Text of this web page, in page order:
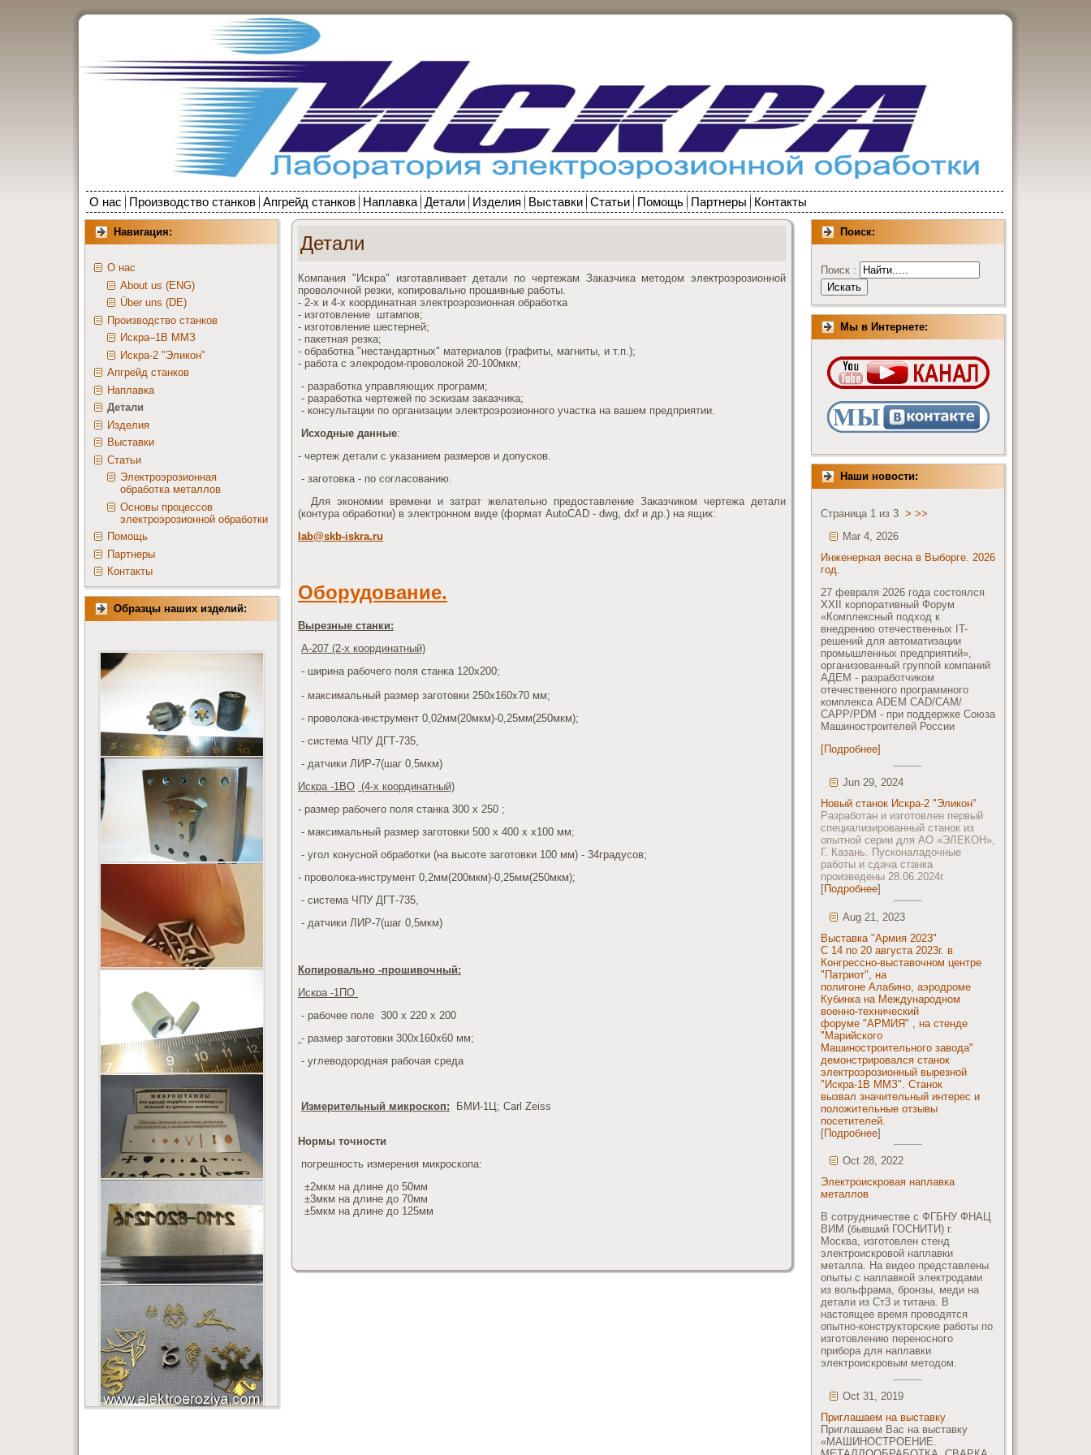
О нас Производство станков Апгрейд станков Наплавка Детали Изделия Выставки Статьи Помощь Партнеры Контакты
Навигация:
О нас
About us (ENG)
Über uns (DE)
Производство станков
Искра–1В ММЗ
Искра-2 "Эликон"
Апгрейд станков
Наплавка
Детали
Изделия
Выставки
Статьи
Электроэрозионная
обработка металлов
Основы процессов
электроэрозионной обработки
Помощь
Партнеры
Контакты
Образцы наших изделий:
Детали
Компания "Искра" изготавливает детали по чертежам Заказчика методом электроэрозионной
проволочной резки, копировально прошивные работы.
- 2-х и 4-х координатная электроэрозионная обработка
- изготовление штампов;
- изготовление шестерней;
- пакетная резка;
- обработка "нестандартных" материалов (графиты, магниты, и т.п.);
- работа с элекродом-проволокой 20-100мкм;
- разработка управляющих программ;
- разработка чертежей по эскизам заказчика;
- консультации по организации электроэрозионного участка на вашем предприятии.
Исходные данные:
- чертеж детали с указанием размеров и допусков.
- заготовка - по согласованию.
Для экономии времени и затрат желательно предоставление Заказчиком чертежа детали
(контура обработки) в электронном виде (формат AutoCAD - dwg, dxf и др.) на ящик:
lab@skb-iskra.ru
Оборудование.
Вырезные станки:
А-207 (2-х координатный)
- ширина рабочего поля станка 120х200;
- максимальный размер заготовки 250х160х70 мм;
- проволока-инструмент 0,02мм(20мкм)-0,25мм(250мкм);
- система ЧПУ ДГТ-735,
- датчики ЛИР-7(шаг 0,5мкм)
Искра -1ВО (4-х координатный)
- размер рабочего поля станка 300 х 250 ;
- максимальный размер заготовки 500 x 400 x х100 мм;
- угол конусной обработки (на высоте заготовки 100 мм) - 34градусов;
- проволока-инструмент 0,2мм(200мкм)-0,25мм(250мкм);
- система ЧПУ ДГТ-735,
- датчики ЛИР-7(шаг 0,5мкм)
Копировально -прошивочный:
Искра -1ПО
- рабочее поле 300 x 220 x 200
- размер заготовки 300х160х60 мм;
- углеводородная рабочая среда
Измерительный микроскоп: БМИ-1Ц; Carl Zeiss
Нормы точности
погрешность измерения микроскопа:
±2мкм на длине до 50мм
±3мкм на длине до 70мм
±5мкм на длине до 125мм
Поиск:
Поиск :
Мы в Интернете:
Наши новости:
Страница 1 из 3 > >>
Mar 4, 2026
Инженерная весна в Выборге. 2026
год.
27 февраля 2026 года состоялся
XXII корпоративный Форум
«Комплексный подход к
внедрению отечественных IT-
решений для автоматизации
промышленных предприятий»,
организованный группой компаний
АДЕМ - разработчиком
отечественного программного
комплекса ADEM CAD/CAM/
СAPP/PDM - при поддержке Союза
Машиностроителей России
[Подробнее]
Jun 29, 2024
Новый станок Искра-2 "Эликон"
Разработан и изготовлен первый
специализированный станок из
опытной серии для АО «ЭЛЕКОН»,
Г. Казань. Пусконаладочные
работы и сдача станка
произведены 28.06.2024г.
[Подробнее]
Aug 21, 2023
Выставка "Армия 2023"
С 14 по 20 августа 2023г. в
Конгрессно-выставочном центре
"Патриот", на
полигоне Алабино, аэродроме
Кубинка на Международном
военно-технический
форуме "АРМИЯ" , на стенде
"Марийского
Машиностроительного завода"
демонстрировался станок
электроэрозионный вырезной
"Искра-1В ММЗ". Станок
вызвал значительный интерес и
положительные отзывы
посетителей.
[Подробнее]
Oct 28, 2022
Электроискровая наплавка
металлов
В сотрудничестве с ФГБНУ ФНАЦ
ВИМ (бывший ГОСНИТИ) г.
Москва, изготовлен стенд
электроискровой наплавки
металла. На видео представлены
опыты с наплавкой электродами
из вольфрама, бронзы, меди на
детали из Ст3 и титана. В
настоящее время проводятся
опытно-конструкторские работы по
изготовлению переносного
прибора для наплавки
электроискровым методом.
Oct 31, 2019
Приглашаем на выставку
Приглашаем Вас на выставку
«МАШИНОСТРОЕНИЕ.